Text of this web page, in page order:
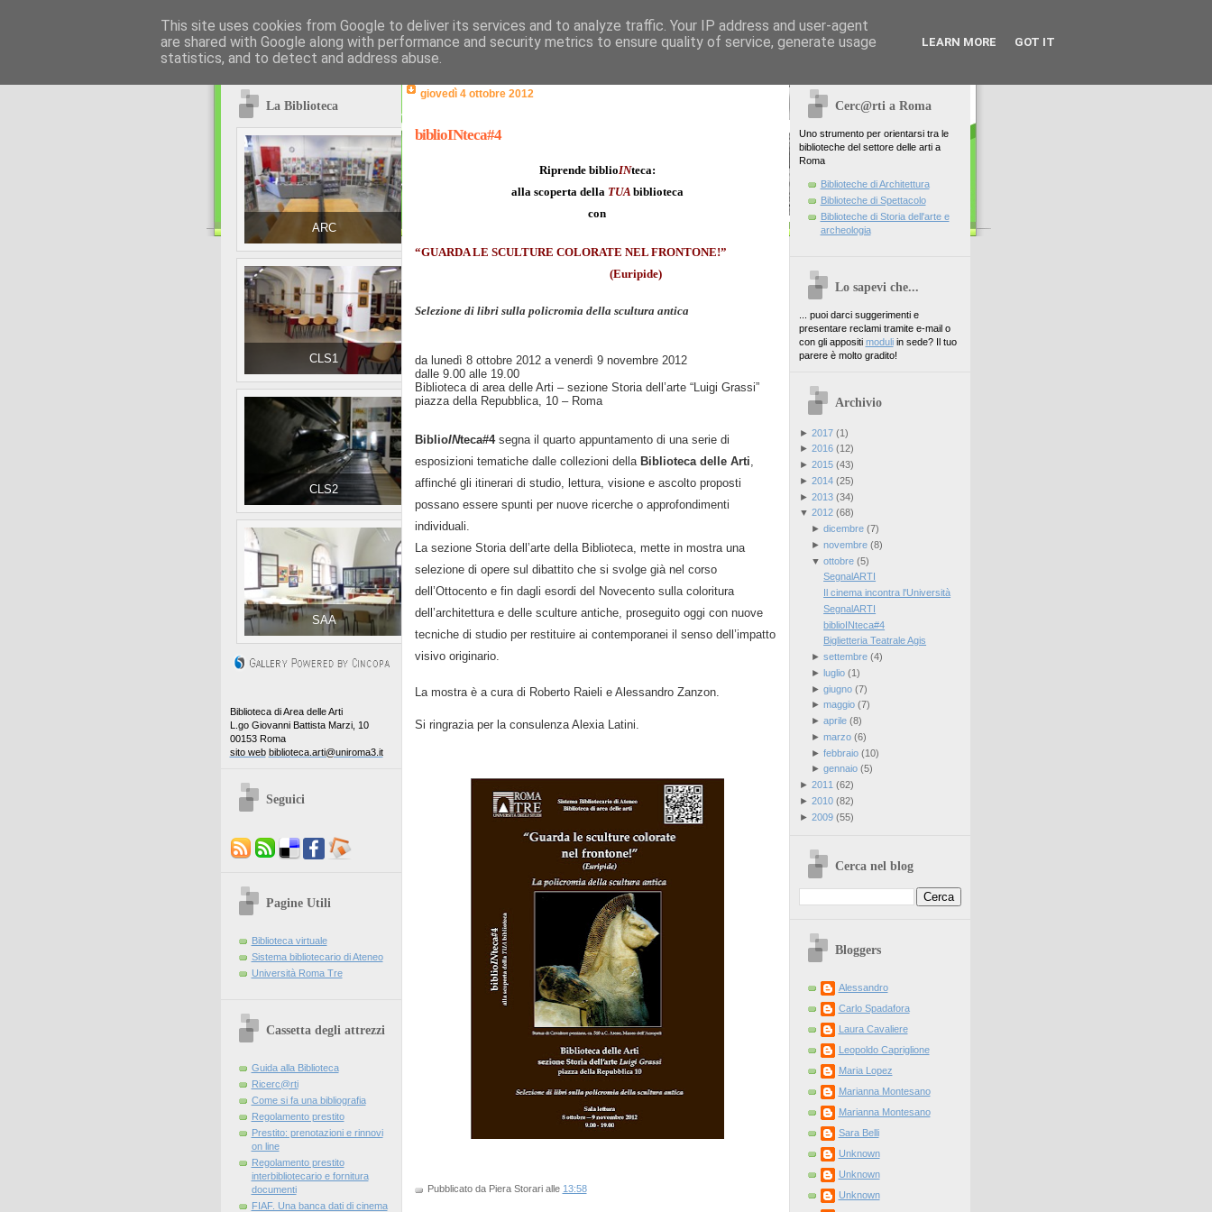
La Biblioteca
ARC
CLS1
CLS2
SAA
Biblioteca di Area delle Arti
L.go Giovanni Battista Marzi, 10
00153 Roma
sito web biblioteca.arti@uniroma3.it
Seguici
Pagine Utili
Biblioteca virtuale
Sistema bibliotecario di Ateneo
Università Roma Tre
Cassetta degli attrezzi
Guida alla Biblioteca
Ricerc@rti
Come si fa una bibliografia
Regolamento prestito
Prestito: prenotazioni e rinnovi
on line
Regolamento prestito
interbibliotecario e fornitura
documenti
FIAF. Una banca dati di cinema
giovedì 4 ottobre 2012
biblioINteca#4
Riprende biblioINteca:
alla scoperta della TUA biblioteca
con
“GUARDA LE SCULTURE COLORATE NEL FRONTONE!”
(Euripide)
Selezione di libri sulla policromia della scultura antica
da lunedì 8 ottobre 2012 a venerdì 9 novembre 2012
dalle 9.00 alle 19.00
Biblioteca di area delle Arti – sezione Storia dell’arte “Luigi Grassi”
piazza della Repubblica, 10 – Roma
BiblioINteca#4segna il quarto appuntamento di una serie di
esposizioni tematiche dalle collezioni della Biblioteca delle Arti
affinché gli itinerari di studio, lettura, visione e ascolto proposti
possano essere spunti per nuove ricerche o approfondimenti
individuali.
La sezione Storia dell’arte della Biblioteca, mette in mostra una
selezione di opere sul dibattito che si svolge già nel corso
dell’Ottocento e fin dagli esordi del Novecento sulla coloritura
dell’architettura e delle sculture antiche, proseguito oggi con nuove
tecniche di studio per restituire ai contemporanei il senso dell’impatto
visivo originario.
La mostra è a cura di Roberto Raieli e Alessandro Zanzon.
Si ringrazia per la consulenza Alexia Latini.
Pubblicato da Piera Storari alle 13:58
Cerc@rti a Roma
Uno strumento per orientarsi tra le
biblioteche del settore delle arti a
Roma
Biblioteche di Architettura
Biblioteche di Spettacolo
Biblioteche di Storia dell'arte e
archeologia
Lo sapevi che...
... puoi darci suggerimenti e
presentare reclami tramite e-mail o
con gli appositi moduliin sede? Il tuo
parere è molto gradito!
Archivio
► 2017(1)
► 2016(12)
► 2015(43)
► 2014(25)
► 2013(34)
▼ 2012(68)
► dicembre(7)
► novembre(8)
▼ ottobre(5)
SegnalARTI
Il cinema incontra l'Università
SegnalARTI
biblioINteca#4
Biglietteria Teatrale Agis
► settembre(4)
► luglio(1)
► giugno(7)
► maggio(7)
► aprile(8)
► marzo(6)
► febbraio(10)
► gennaio(5)
► 2011 (62)
► 2010(82)
► 2009(55)
Cerca nel blog
Bloggers
Alessandro
Carlo Spadafora
Laura Cavaliere
Leopoldo Capriglione
Maria Lopez
Marianna Montesano
Marianna Montesano
Sara Belli
Unknown
Unknown
Unknown
This site uses cookies from Google to deliver its services and to analyze traffic. Your IP address and user-agent
are shared with Google along with performance and security metrics to ensure quality of service, generate usage
statistics, and to detect and address abuse.
LEARN MORE GOT IT